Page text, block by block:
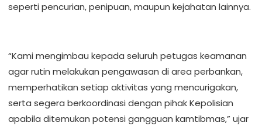
seperti pencurian, penipuan, maupun kejahatan lainnya.
“Kami mengimbau kepada seluruh petugas keamanan
agar rutin melakukan pengawasan di area perbankan,
memperhatikan setiap aktivitas yang mencurigakan,
serta segera berkoordinasi dengan pihak Kepolisian
apabila ditemukan potensi gangguan kamtibmas,” ujar